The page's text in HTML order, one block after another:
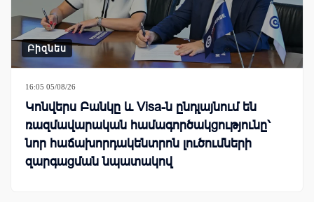
Բիզնես
16:05 05/08/26
Կոնվերս Բանկը և Visa-ն ընդլայնում են
ռազմավարական համագործակցությունը՝
նոր հաճախորդակենտրոն լուծումների
զարգացման նպատակով